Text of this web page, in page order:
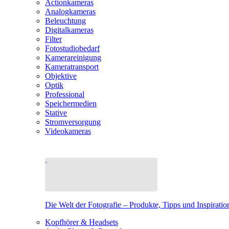
Actionkameras
Analogkameras
Beleuchtung
Digitalkameras
Filter
Fotostudiobedarf
Kamerareinigung
Kameratransport
Objektive
Optik
Professional
Speichermedien
Stative
Stromversorgung
Videokameras
Die Welt der Fotografie – Produkte, Tipps und
Kopfhörer & Headsets